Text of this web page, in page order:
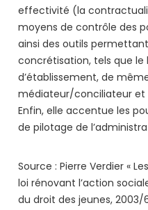
effectivité (la
moyens de contrôle des
ainsi des outils
concrétisation, tels que le
d’établissement, de
médiateur/conciliateur et
Enfin, elle accentue les
de pilotage de
Source : Pierre Verdier «
loi rénovant l’action
du droit des jeunes, 2003/